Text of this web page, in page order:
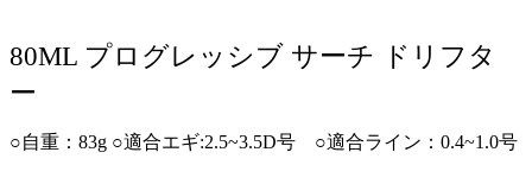
80ML プログレッシブ サーチ ドリフタ
ー
○自重：83g ○適合エギ:2.5~3.5D号 ○適合ライン：0.4~1.0号